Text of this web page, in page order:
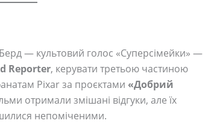
— культовий голос «Суперсімейки» —
Reporter, керувати третьою частиною
Pixar за проєктами «Добрий
отримали змішані відгуки, але їх
непоміченими.